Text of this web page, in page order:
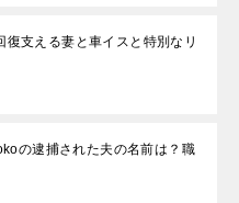
復支える妻と車イスと特別なリ
の逮捕された夫の名前は？職